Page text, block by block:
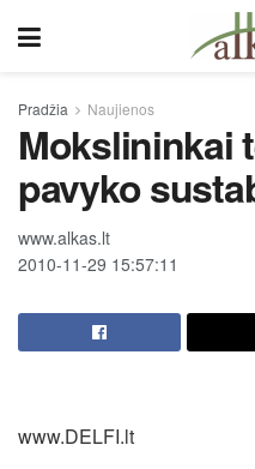
Pradžia Naujienos
Mokslininkai
pavyko
www.alkas.lt
2010-11-29 15:57:11
www.DELFI.lt